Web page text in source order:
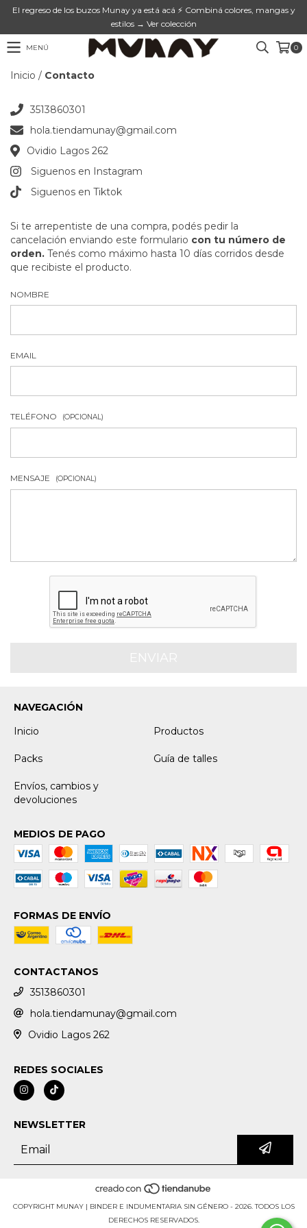
El regreso de los buzos Munay ya está acá ⚡ Combiná colores, mangas y
estilos → Ver colección
MENÚ 0
Inicio / Contacto
3513860301
hola.tiendamunay@gmail.com
Ovidio Lagos 262
Siguenos en Instagram
Siguenos en Tiktok
Si te arrepentiste de una compra, podés pedir la
cancelación enviando este formulario con tu número de
orden. Tenés como máximo hasta 10 días corridos desde
que recibiste el producto.
NOMBRE
EMAIL
TELÉFONO (OPCIONAL)
MENSAJE (OPCIONAL)
NAVEGACIÓN
Inicio
Productos
Packs Guía de talles
Envíos, cambios y
devoluciones
MEDIOS DE PAGO
FORMAS DE ENVÍO
CONTACTANOS
3513860301
hola.tiendamunay@gmail.com
Ovidio Lagos 262
REDES SOCIALES
NEWSLETTER
COPYRIGHT MUNAY | BINDER E INDUMENTARIA SIN GÉNERO - 2026. TODOS LOS
DERECHOS RESERVADOS.